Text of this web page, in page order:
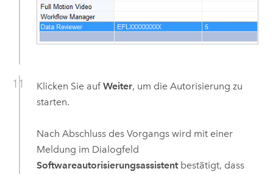
Klicken Sie auf Weiter, um die Autorisierung zu
starten.
Nach Abschluss des Vorgangs wird mit einer
Meldung im Dialogfeld
Softwareautorisierungsassistentbestätigt, dass